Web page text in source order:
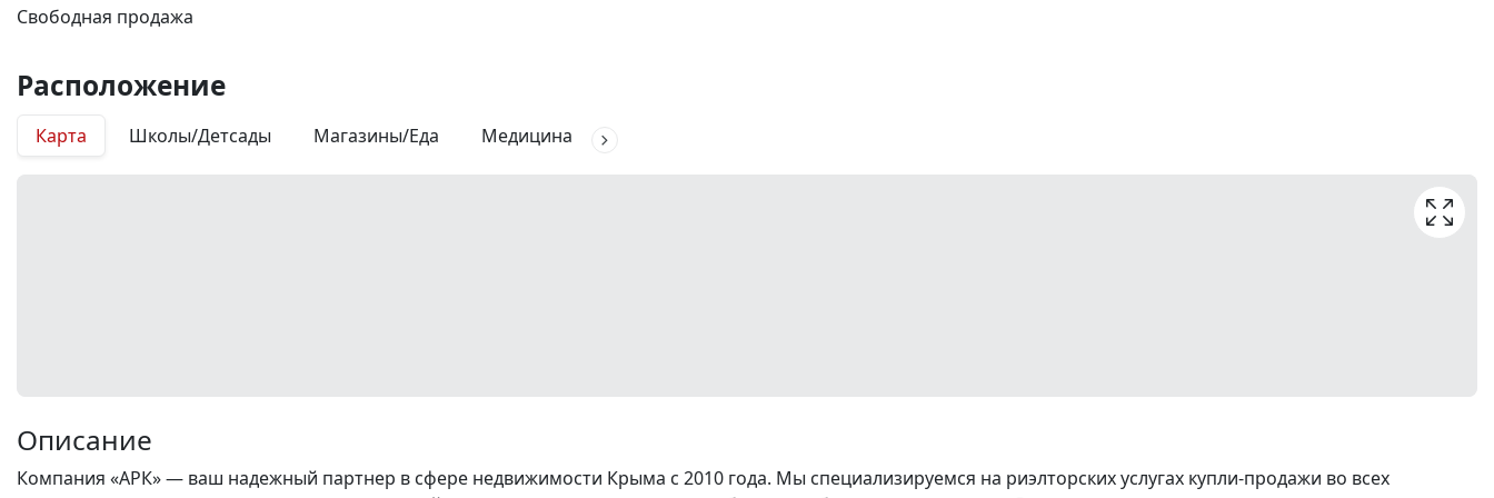
Свободная продажа
Расположение
Карта Школы/Детсады Магазины/Еда Медицина
Описание
Компания «АРК» — ваш надежный партнер в сфере недвижимости Крыма с 2010 года. Мы специализируемся на риэлторских услугах купли-продажи во всех